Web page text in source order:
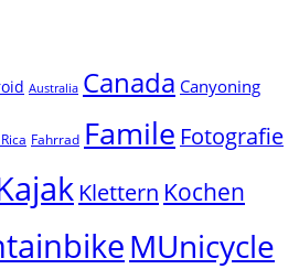
Australia Canada Canyoning
Fahrrad Famile Fotografie
Klettern Kochen
MUnicycle